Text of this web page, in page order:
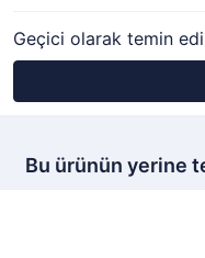
Geçici olarak temin
Bu ürünün yerine